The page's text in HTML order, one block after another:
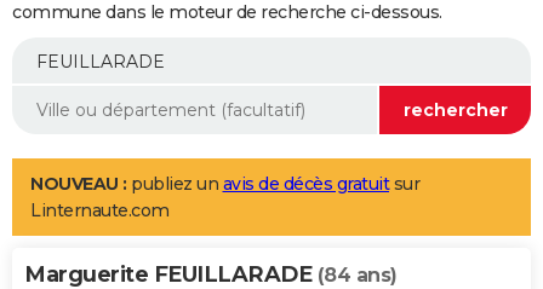
Essais
Réserver un essai
Citadines
Berlines
SUV
Forum auto
+
Mobiles
Meilleur smartphone
Internet
Ordinateurs
Jeux vidéo
Guide high-tech
Aménagement intérieur
LIFESTYLE
Art de vivre
Bien-être
Loisirs
Mode
Modes de vie
Alimentation
Guide de la santé
Maladies
Médicaments
Sommeil
VOYAGE
commune dans le moteur de recherche ci-dessous.
NOUVEAU : publiez un avis de décès gratuitsur
Linternaute.com
Marguerite FEUILLARADE (84 ans)